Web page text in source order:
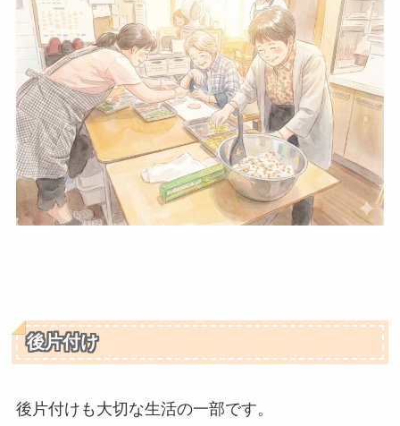
後片付け
後片付けも大切な生活の一部です。